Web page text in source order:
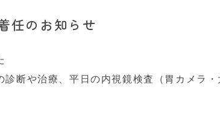
任のお知らせ
断や治療、平日の内視鏡検査（胃カメラ